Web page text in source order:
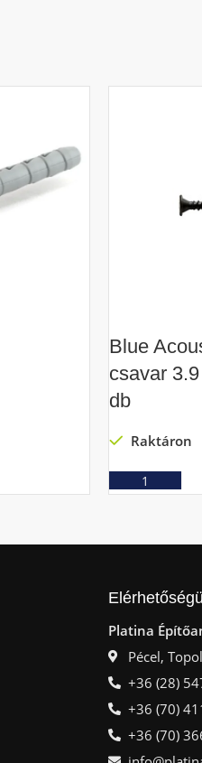
Blue
csavar
db
Raktáron
Platina
Pécel,
+36 (28)
+36 (70)
+36 (70)